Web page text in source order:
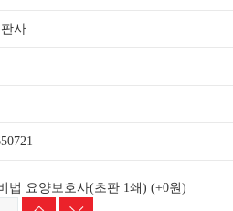
사
법 요양보호사(초판 1쇄) (+0원)